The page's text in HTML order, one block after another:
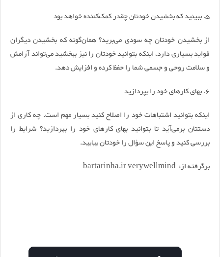
۵. ببینید که بخشیدن خودتان چقدر کمک‌کننده خواهد بود
از بخشیدن خودتان چه سودی می‌برید؟ همان‌گونه که بخشیدن دیگران
فواید بسیاری دارد، اینکه بتوانید خودتان را نیز ببخشید می‌تواند آرامش
و سلامت روحی و جسمی شما را حفظ کرده و افزایش دهد.
۶. بهای کار‌های خود را بپردازید
اینکه بتوانید اشتباهات خود را اصلاح کنید بسیار مهم است. چه کاری از
دستتان برمی‌آید تا بتوانید بهای کار‌های خود را بپردازید؟ شرایط را
بررسی کنید و پاسخ این سؤال را خودتان بیابید.
برگرفته از: bartarinha.ir verywellmind